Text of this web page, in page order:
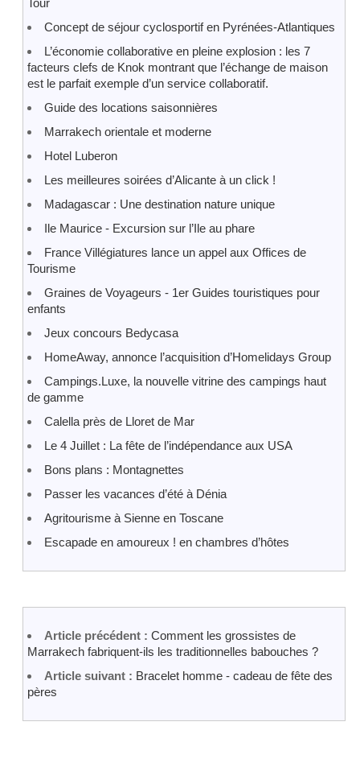
Concept de séjour cyclosportif en Pyrénées-Atlantiques
L’économie collaborative en pleine explosion : les 7
facteurs clefs de Knok montrant que l’échange de maison
est le parfait exemple d’un service collaboratif.
Guide des locations saisonnières
Marrakech orientale et moderne
Hotel Luberon
Les meilleures soirées d’Alicante à un click !
Madagascar : Une destination nature unique
Ile Maurice - Excursion sur l’Ile au phare
France Villégiatures lance un appel aux Offices de
Tourisme
Graines de Voyageurs - 1er Guides touristiques pour
enfants
Jeux concours Bedycasa
HomeAway, annonce l’acquisition d’Homelidays Group
Campings.Luxe, la nouvelle vitrine des campings haut
de gamme
Calella près de Lloret de Mar
Le 4 Juillet : La fête de l’indépendance aux USA
Bons plans : Montagnettes
Passer les vacances d’été à Dénia
Agritourisme à Sienne en Toscane
Escapade en amoureux ! en chambres d’hôtes
Article précédent : Comment les grossistes de
Marrakech fabriquent-ils les traditionnelles babouches ?
Article suivant : Bracelet homme - cadeau de fête des
pères